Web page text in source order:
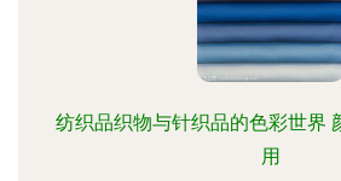
纺织品织物与针织品的色彩世界
用